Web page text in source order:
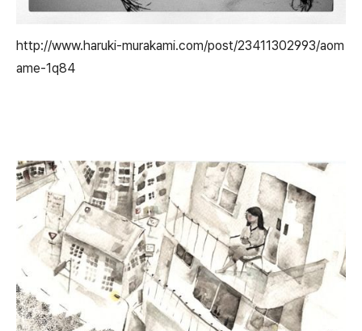
http://www.haruki-murakami.com/post/23411302993/aom
ame-1q84